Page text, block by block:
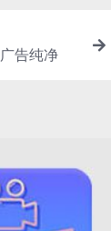
告纯净